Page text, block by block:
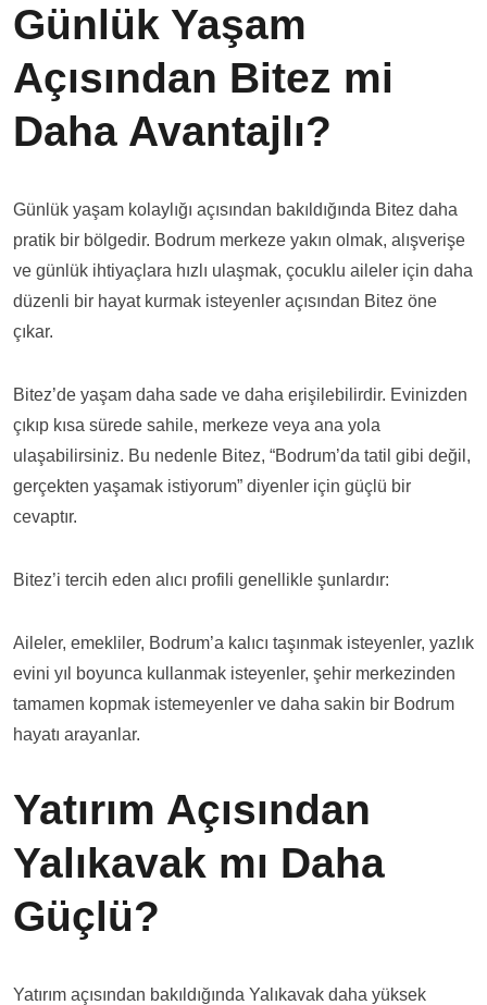
Günlük Yaşam
Açısından Bitez mi
Daha Avantajlı?
Günlük yaşam kolaylığı açısından bakıldığında Bitez daha
pratik bir bölgedir. Bodrum merkeze yakın olmak, alışverişe
ve günlük ihtiyaçlara hızlı ulaşmak, çocuklu aileler için daha
düzenli bir hayat kurmak isteyenler açısından Bitez öne
çıkar.
Bitez’de yaşam daha sade ve daha erişilebilirdir. Evinizden
çıkıp kısa sürede sahile, merkeze veya ana yola
ulaşabilirsiniz. Bu nedenle Bitez, “Bodrum’da tatil gibi değil,
gerçekten yaşamak istiyorum” diyenler için güçlü bir
cevaptır.
Bitez’i tercih eden alıcı profili genellikle şunlardır:
Aileler, emekliler, Bodrum’a kalıcı taşınmak isteyenler, yazlık
evini yıl boyunca kullanmak isteyenler, şehir merkezinden
tamamen kopmak istemeyenler ve daha sakin bir Bodrum
hayatı arayanlar.
Yatırım Açısından
Yalıkavak mı Daha
Güçlü?
Yatırım açısından bakıldığında Yalıkavak daha yüksek